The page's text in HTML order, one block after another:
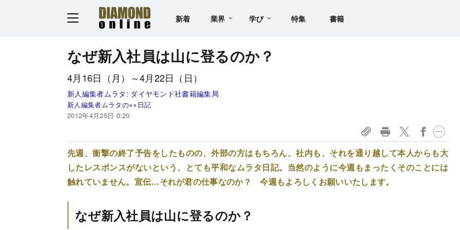
新着 業界 学び 特集 書籍
なぜ新入社員は山に登るのか？
4月16日（月）～4月22日（日）
新人編集者ムラタ: ダイヤモンド社書籍編集局
新人編集者ムラタの××日記
2012年4月25日 0:20
先週、衝撃の終了予告をしたものの、外部の方はもちろん、社内も、それを通り越して本人からも大
したレスポンスがないという、とても平和なムラタ日記。当然のように今週もまったくそのことには
触れていません。宣伝…それが君の仕事なのか？ 今週もよろしくお願いいたします。
なぜ新入社員は山に登るのか？